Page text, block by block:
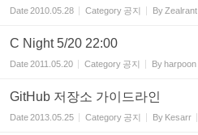
Date2010.05.28 Category 공지 By Zealrant
C Night 5/20 22:00
Date2011.05.20 Category 공지 Byharpoon
GitHub 저장소 가이드라인
Date2013.05.25 Category 공지 By Kesarr